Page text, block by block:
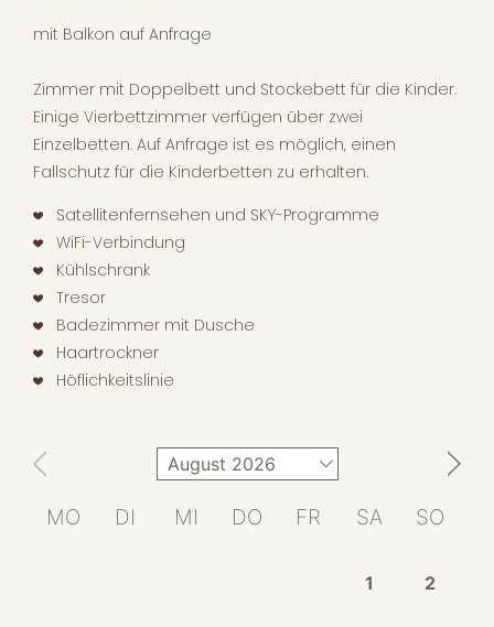
mit Balkon auf Anfrage
Zimmer mit Doppelbett und Stockebett für die Kinder.
Einige Vierbettzimmer verfügen über zwei
Einzelbetten. Auf Anfrage ist es möglich, einen
Fallschutz für die Kinderbetten zu erhalten.
Satellitenfernsehen und SKY-Programme
WiFi-Verbindung
Kühlschrank
Tresor
Badezimmer mit Dusche
Haartrockner
Höflichkeitslinie